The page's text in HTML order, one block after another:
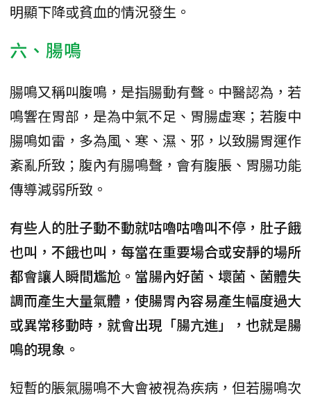
明顯下降或貧血的情況發生。
六、腸鳴
腸鳴又稱叫腹鳴，是指腸動有聲。中醫認為，若
鳴響在胃部，是為中氣不足、胃腸虛寒；若腹中
腸鳴如雷，多為風、寒、濕、邪，以致腸胃運作
紊亂所致；腹內有腸鳴聲，會有腹脹、胃腸功能
傳導減弱所致。
有些人的肚子動不動就咕嚕咕嚕叫不停，肚子餓
也叫，不餓也叫，每當在重要場合或安靜的場所
都會讓人瞬間尷尬。當腸內好菌、壞菌、菌體失
調而產生大量氣體，使腸胃內容易產生幅度過大
或異常移動時，就會出現「腸亢進」，也就是腸
鳴的現象。
短暫的脹氣腸鳴不大會被視為疾病，但若腸鳴次